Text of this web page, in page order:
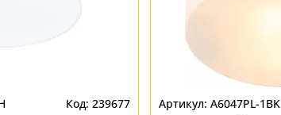
239677 A6047PL-1BK